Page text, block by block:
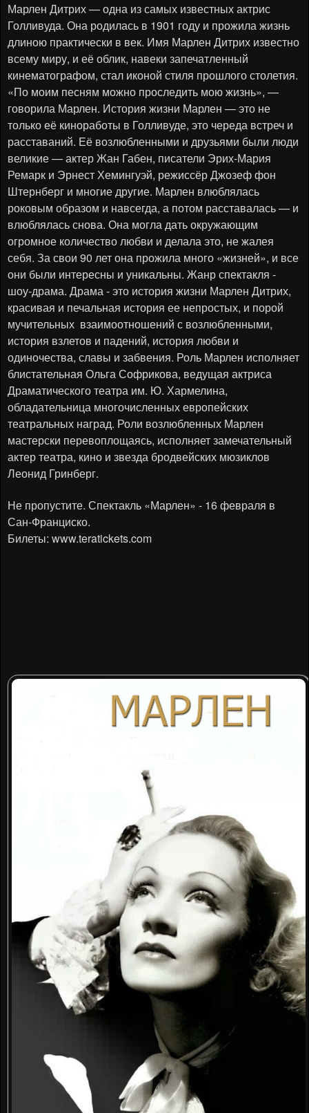
Марлен Дитрих — одна из самых известных актрис
Голливуда. Она родилась в 1901 году и прожила жизнь
длиною практически в век. Имя Марлен Дитрих известно
всему миру, и её облик, навеки запечатленный
кинематографом, стал иконой стиля прошлого столетия.
«По моим песням можно проследить мою жизнь», —
говорила Марлен. История жизни Марлен — это не
только её киноработы в Голливуде, это череда встреч и
расставаний. Её возлюбленными и друзьями были люди
великие — актер Жан Габен, писатели Эрих-Мария
Ремарк и Эрнест Хемингуэй, режиссёр Джозеф фон
Штернберг и многие другие. Марлен влюблялась
роковым образом и навсегда, а потом расставалась — и
влюблялась снова. Она могла дать окружающим
огромное количество любви и делала это, не жалея
себя. За свои 90 лет она прожила много «жизней», и все
они были интересны и уникальны. Жанр спектакля -
шоу-драма. Драма - это история жизни Марлен Дитрих,
красивая и печальная история ее непростых, и порой
мучительных взаимоотношений с возлюбленными,
история взлетов и падений, история любви и
одиночества, славы и забвения. Роль Марлен исполняет
блистательная Ольга Софрикова, ведущая актриса
Драматического театра им. Ю. Хармелина,
обладательница многочисленных европейских
театральных наград. Роли возлюбленных Марлен
мастерски перевоплощаясь, исполняет замечательный
актер театра, кино и звезда бродвейских мюзиклов
Леонид Гринберг.
Не пропустите. Спектакль «Марлен» - 16 февраля в
Сан-Франциско.
Билеты: www.teratickets.com